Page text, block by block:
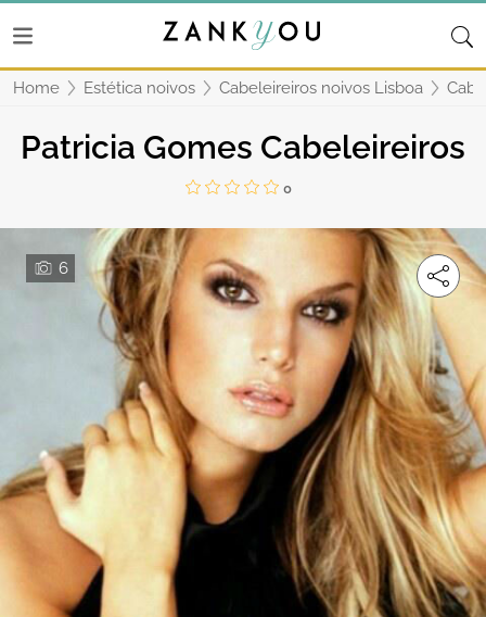
Home Estética noivos Cabeleireiros noivos Lisboa
Patricia Gomes Cabeleireiros
0
6